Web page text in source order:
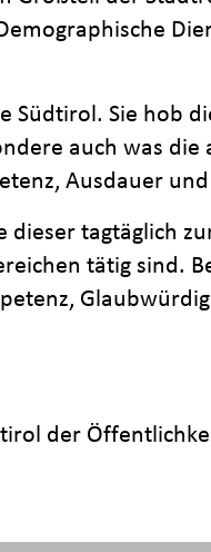
Sie hob
auch was die
Ausdauer
tagtäglich
tätig sind.
der